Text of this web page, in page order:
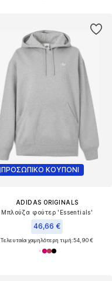
ΠΡΟΣΩΠΙΚΟ ΚΟΥΠΟΝΙ
ADIDAS ORIGINALS
Μπλούζα φούτερ 'Essentials'
46,66 €
Τελευταία χαμηλότερη τιμή:54,90 €